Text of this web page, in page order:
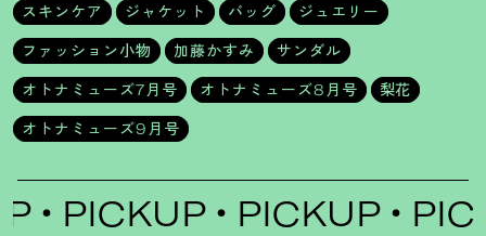
スキンケア
ジャケット バッグ
ジュエリー
ファッション小物
加藤かすみ
サンダル
オトナミューズ7月号
オトナミューズ8月号
梨花
オトナミューズ9月号
PICKUP PICKUP